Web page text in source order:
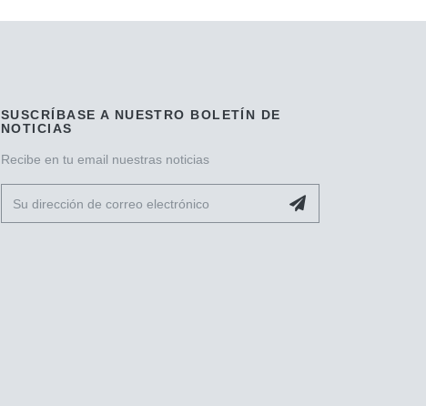
SUSCRÍBASE A NUESTRO BOLETÍN DE
NOTICIAS
Recibe en tu email nuestras noticias